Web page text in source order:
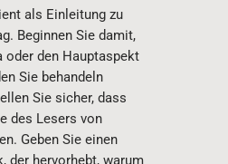
als Einleitung zu
Beginnen Sie damit,
oder den Hauptaspekt
Sie behandeln
Sie sicher, dass
des Lesers von
Geben Sie einen